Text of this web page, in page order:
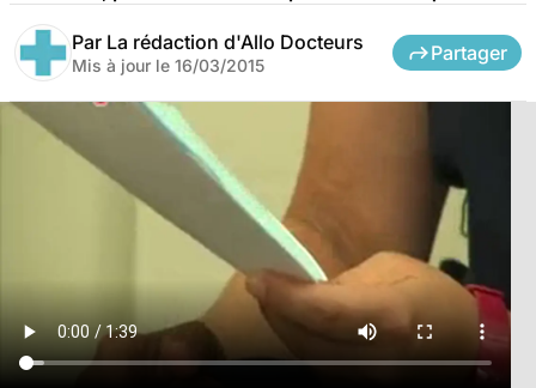
Par La rédaction d'Allo Docteurs
Mis à jour le 16/03/2015
Partager